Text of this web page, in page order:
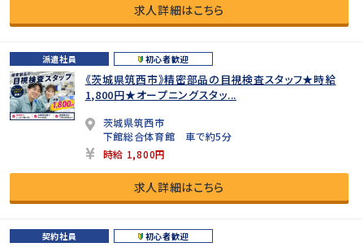
求人詳細はこちら
派遣社員 初心者歓迎
《茨城県筑西市》精密部品の目視検査スタッフ★時給
1,800円★オープニングスタッ...
茨城県筑西市
下館総合体育館 車で約5分
時給 1,800円
求人詳細はこちら
契約社員 初心者歓迎